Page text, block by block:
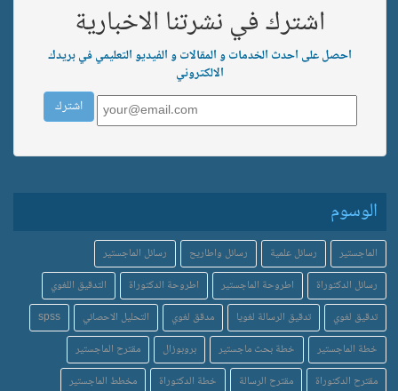
اشترك في نشرتنا الاخبارية
احصل على احدث الخدمات و المقالات و الفيديو التعليمي في بريدك
الالكتروني
الوسوم
الماجستير رسائل علمية رسائل واطاريح
رسائل الماجستير
رسائل الدكتوراة
اطروحة الماجستير اطروحة الدكتوراة
التدقيق اللغوي
تدقيق لغوي
تدقيق الرسالة لغويا مدقق لغوي التحليل الاحصائي
spss
خطة الماجستير
خطة بحث ماجستير بروبوزال
مقترح الماجستير
مقترح الدكتوراة
مقترح الرسالة خطة الدكتوراة مخطط الماجستير